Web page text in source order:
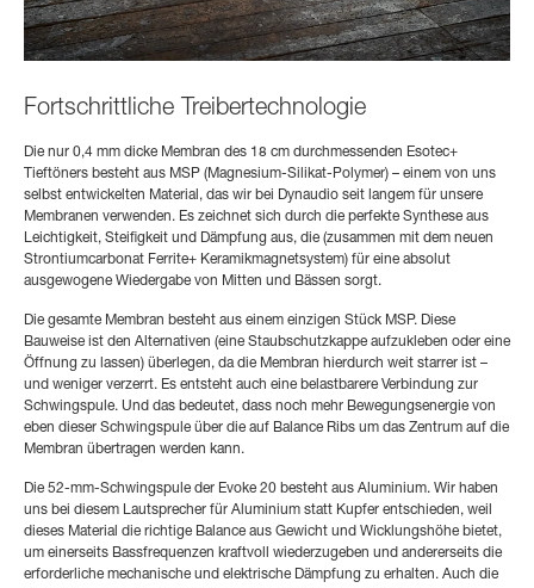
Fortschrittliche Treibertechnologie
Die nur 0,4 mm dicke Membran des 18 cm durchmessenden Esotec+
Tieftöners besteht aus MSP (Magnesium-Silikat-Polymer) – einem von uns
selbst entwickelten Material, das wir bei Dynaudio seit langem für unsere
Membranen verwenden. Es zeichnet sich durch die perfekte Synthese aus
Leichtigkeit, Steifigkeit und Dämpfung aus, die (zusammen mit dem neuen
Strontiumcarbonat Ferrite+ Keramikmagnetsystem) für eine absolut
ausgewogene Wiedergabe von Mitten und Bässen sorgt.
Die gesamte Membran besteht aus einem einzigen Stück MSP. Diese
Bauweise ist den Alternativen (eine Staubschutzkappe aufzukleben oder eine
Öffnung zu lassen) überlegen, da die Membran hierdurch weit starrer ist –
und weniger verzerrt. Es entsteht auch eine belastbarere Verbindung zur
Schwingspule. Und das bedeutet, dass noch mehr Bewegungsenergie von
eben dieser Schwingspule über die auf Balance Ribs um das Zentrum auf die
Membran übertragen werden kann.
Die 52-mm-Schwingspule der Evoke 20 besteht aus Aluminium. Wir haben
uns bei diesem Lautsprecher für Aluminium statt Kupfer entschieden, weil
dieses Material die richtige Balance aus Gewicht und Wicklungshöhe bietet,
um einerseits Bassfrequenzen kraftvoll wiederzugeben und andererseits die
erforderliche mechanische und elektrische Dämpfung zu erhalten. Auch die